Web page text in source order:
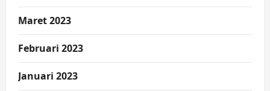
Maret 2023
Februari 2023
Januari 2023